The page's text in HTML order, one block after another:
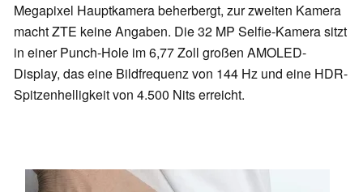
Megapixel Hauptkamera beherbergt, zur zweiten Kamera
macht ZTE keine Angaben. Die 32 MP Selfie-Kamera sitzt
in einer Punch-Hole im 6,77 Zoll großen AMOLED-
Display, das eine Bildfrequenz von 144 Hz und eine HDR-
Spitzenhelligkeit von 4.500 Nits erreicht.